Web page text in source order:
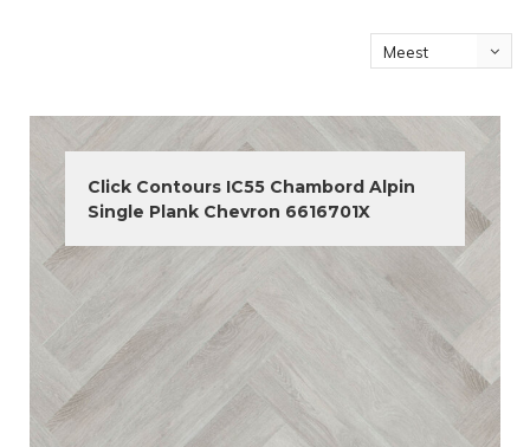
Meest
Click Contours IC55 Chambord Alpin
Single Plank Chevron 6616701X